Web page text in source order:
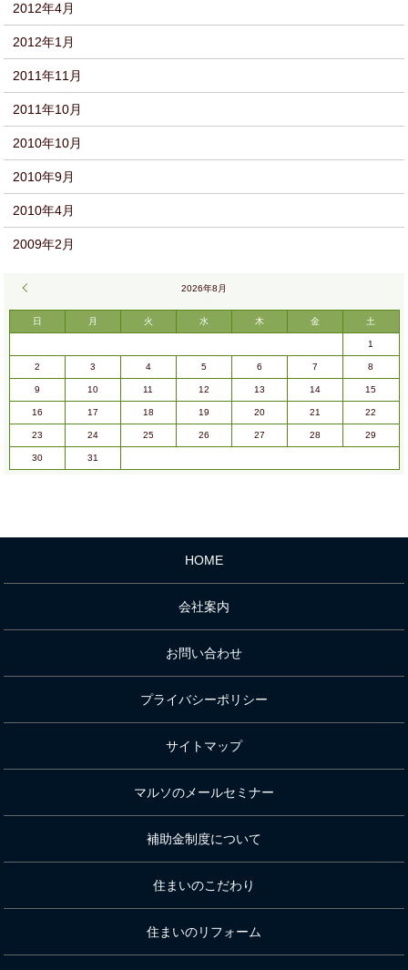
2012年4月
2012年1月
2011年11月
2011年10月
2010年10月
2010年9月
2010年4月
2009年2月
2026年8月
日 月 火 水 木 金 土
1
2 3 4 5 6 7 8
9 10 11 12 13 14 15
16 17 18 19 20 21 22
23 24 25 26 27 28 29
30 31
HOME
会社案内
お問い合わせ
プライバシーポリシー
サイトマップ
マルソのメールセミナー
補助金制度について
住まいのこだわり
住まいのリフォーム